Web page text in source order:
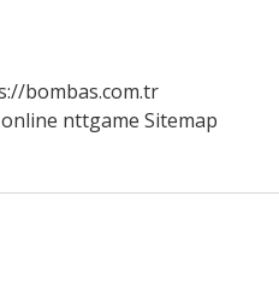
bombas.com.tr
nttgame Sitemap